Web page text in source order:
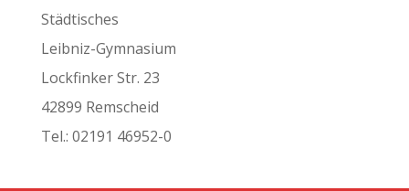
Städtisches
Leibniz-Gymnasium
Lockfinker Str. 23
42899 Remscheid
Tel.: 02191 46952-0